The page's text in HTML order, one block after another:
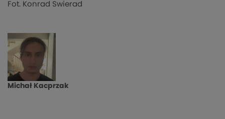
Fot. Konrad Swierad
Michał Kacprzak